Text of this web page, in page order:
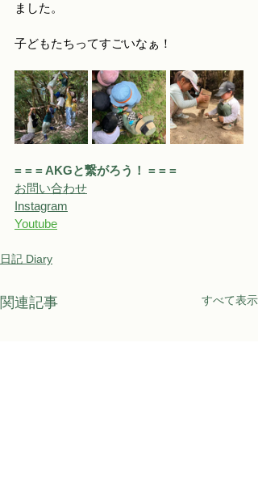
ました。
子どもたちってすごいなぁ！
= = = AKGと繋がろう！ = = =
お問い合わせ
Instagram
Youtube
日記 Diary
関連記事 すべて表示